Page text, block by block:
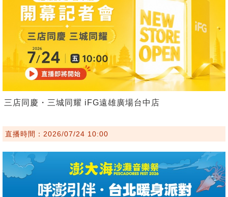
三店同慶・三城同耀 iFG遠雄廣場台中店
直播時間：2026/07/24 10:00